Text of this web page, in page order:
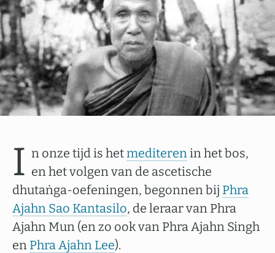
I n onze tijd is hetmediterenin het bos,
en het volgen van de ascetische
dhutaṅga-oefeningen, begonnen bij Phra
Ajahn Sao Kantasilo, de leraar van Phra
Ajahn Mun (en zo ook van Phra Ajahn Singh
en Phra Ajahn Lee).